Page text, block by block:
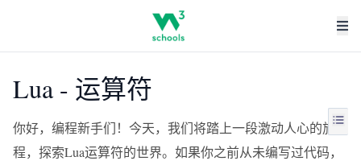
Lua - 运算符
你好，编程新手们！今天，我们将踏上一段激动人心的旅
程，探索Lua运算符的世界。如果你之前从未编写过代码，